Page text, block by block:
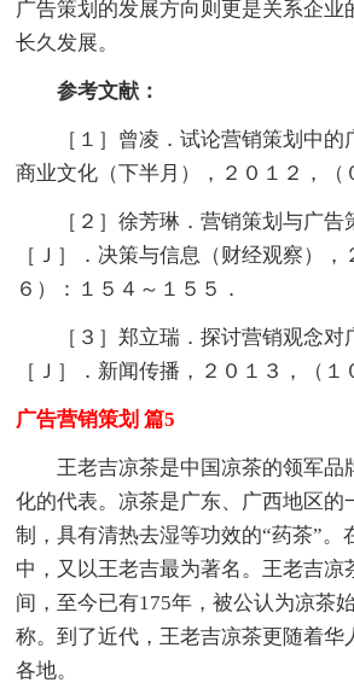
广告策划的发展方向则更是关系企业
长久发展。
参考文献：
［１］曾凌．试论营销策划中的
商业文化（下半月），２０１２，（
［２］徐芳琳．营销策划与广告
［Ｊ］．决策与信息（财经观察），
６）：１５４～１５５．
［３］郑立瑞．探讨营销观念对
［Ｊ］．新闻传播，２０１３，（１
广告营销策划 篇5
王老吉凉茶是中国凉茶的领军品
化的代表。凉茶是广东、广西地区的
制，具有清热去湿等功效的“药茶”。
中，又以王老吉最为著名。王老吉凉
间，至今已有175年，被公认为凉茶
称。到了近代，王老吉凉茶更随着华
各地。